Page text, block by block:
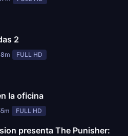
2
FULL HD
la oficina
FULL HD
presenta The Punisher: